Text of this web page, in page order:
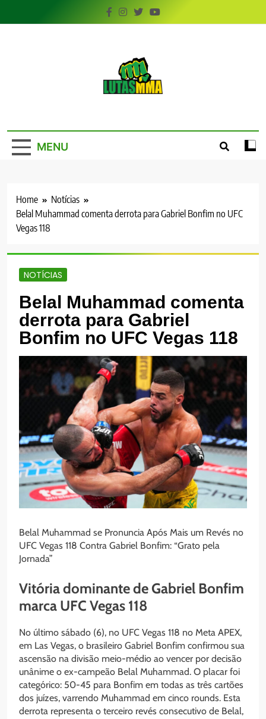
to
MENU
Home
Notícias
Belal Muhammad comenta derrota para Gabriel Bonfim no UFC
Vegas 118
NOTÍCIAS
Belal Muhammad comenta
derrota para Gabriel
Bonfim no UFC Vegas 118
Belal Muhammad se Pronuncia Após Mais um Revés no
UFC Vegas 118 Contra Gabriel Bonfim: “Grato pela
Jornada”
Vitória dominante de Gabriel Bonfim
marca UFC Vegas 118
No último sábado (6), no UFC Vegas 118 no Meta APEX,
em Las Vegas, o brasileiro Gabriel Bonfim confirmou sua
ascensão na divisão meio-médio ao vencer por decisão
unânime o ex-campeão Belal Muhammad. O placar foi
categórico: 50-45 para Bonfim em todas as três cartões
dos juízes, varrendo Muhammad em cinco rounds. Esta
derrota representa o terceiro revés consecutivo de Belal,